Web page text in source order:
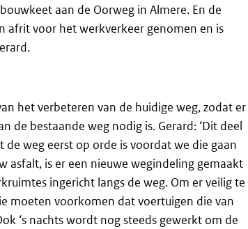
aan de Oorweg in Almere. En de
afrit voor het werkverkeer genomen en is
het verbeteren van de huidige weg, zodat er
de bestaande weg nodig is. Gerard: ‘Dit deel
weg eerst op orde is voordat we die gaan
asfalt, is er een nieuwe wegindeling gemaakt
ingericht langs de weg. Om er veilig te
moeten voorkomen dat voertuigen die van
‘s nachts wordt nog steeds gewerkt om de